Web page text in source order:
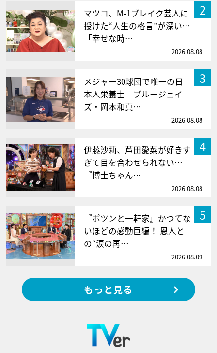
2
マツコ、M-1ブレイク芸人に
授けた“人生の格言”が深い…
「幸せな時…
2026.08.08
3
メジャー30球団で唯一の日
本人栄養士 ブルージェイ
ズ・岡本和真…
2026.08.08
4
伊藤沙莉、芦田愛菜が好きす
ぎて目を合わせられない…
『博士ちゃん…
2026.08.08
5
『ポツンと一軒家』かつてな
いほどの感動巨編！ 恩人と
の“涙の再…
2026.08.09
もっと見る